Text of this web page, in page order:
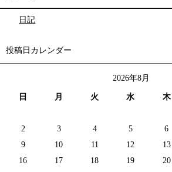
日記
投稿日カレンダー
2026年8月
日 月 火 水 木
2
3 4 5 6
9
10 11 12 13
16
17 18 19 20